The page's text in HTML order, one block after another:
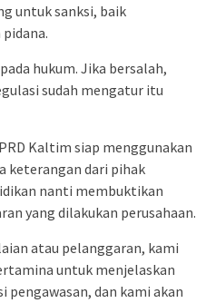
untuk sanksi, baik
hukum. Jika bersalah,
sudah mengatur itu
Kaltim siap menggunakan
keterangan dari pihak
nanti membuktikan
yang dilakukan perusahaan.
atau pelanggaran, kami
untuk menjelaskan
pengawasan, dan kami akan